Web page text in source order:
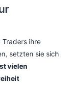
setzten sie sich
vielen